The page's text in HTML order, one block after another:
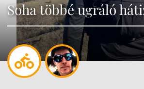
Soha többé ugráló